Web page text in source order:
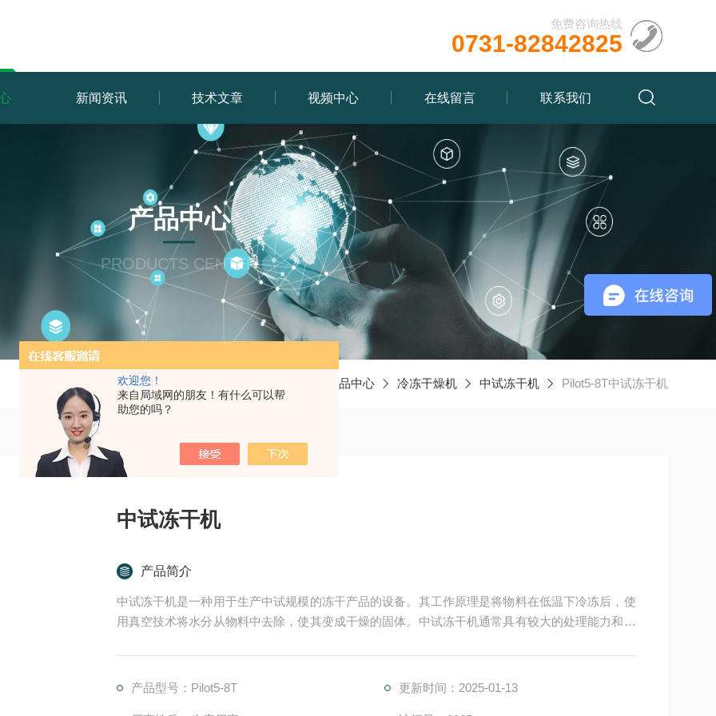
欢迎您！
来自局域网的朋友！有什么可以帮
助您的吗？
免费咨询热线
0731-82842825
新闻资讯 技术文章 视频中心 在线留言 联系我们
产品中心
PRODUCTS CENTER
产品中心 冷冻干燥机 中试冻干机 Pilot5-8T中试冻干机
中试冻干机
产品简介
中试冻干机是一种用于生产中试规模的冻干产品的设备。其工作原理是将物料在低温下冷冻后，使
用真空技术将水分从物料中去除，使其变成干燥的固体。中试冻干机通常具有较大的处理能力和更
产品型号：Pilot5-8T 更新时间：2025-01-13